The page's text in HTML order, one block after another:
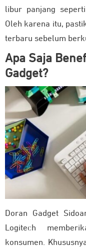
libur panjang
Oleh karena itu,
terbaru sebelum
Apa Saja
Gadget?
Doran Gadget
Logitech
konsumen.